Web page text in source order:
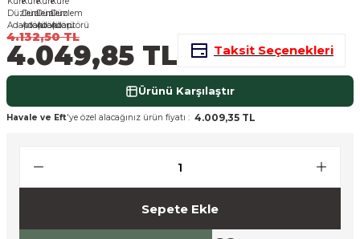
Cihazları
4.132,50 TL
4.049,85 TL Taksit Seçenekleri
Ürünü Karşılaştır
Havale ve Eft'ye özel alacağınız ürün fiyatı : 4.009,35 TL
Sepete Ekle